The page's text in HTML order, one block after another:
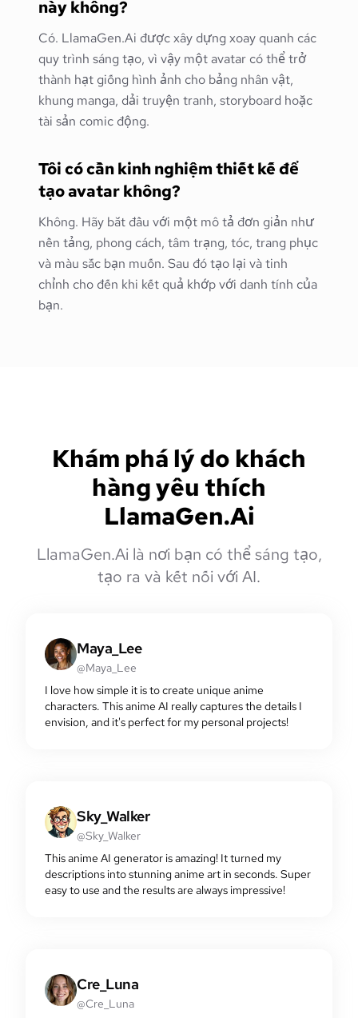
này không?
Có. LlamaGen.Ai được xây dựng xoay quanh các
quy trình sáng tạo, vì vậy một avatar có thể trở
thành hạt giống hình ảnh cho bảng nhân vật,
khung manga, dải truyện tranh, storyboard hoặc
tài sản comic động.
Tôi có cần kinh nghiệm thiết kế để
tạo avatar không?
Không. Hãy bắt đầu với một mô tả đơn giản như
nền tảng, phong cách, tâm trạng, tóc, trang phục
và màu sắc bạn muốn. Sau đó tạo lại và tinh
chỉnh cho đến khi kết quả khớp với danh tính của
bạn.
Khám phá lý do khách
hàng yêu thích
LlamaGen.Ai
LlamaGen.Ai là nơi bạn có thể sáng tạo,
tạo ra và kết nối với AI.
Maya_Lee
@Maya_Lee
I love how simple it is to create unique anime
characters. This anime AI really captures the details I
envision, and it's perfect for my personal projects!
Sky_Walker
@Sky_Walker
This anime AI generator is amazing! It turned my
descriptions into stunning anime art in seconds. Super
easy to use and the results are always impressive!
Cre_Luna
@Cre_Luna